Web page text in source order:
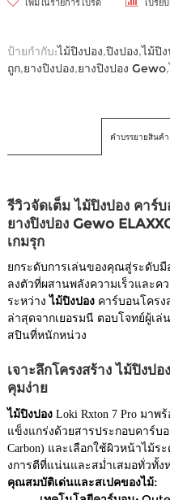
เพิ่มในรายการโปรด เปรีย
ป้ายกำกับ:ไม้ปิงปอง,ปิงปอง,ไม้ปิ
ถูก,ยางปิงปอง,ยางปิงปอง Gewo,
คำบรรยายสินค้า
รีวิวจัดเต็ม ไม้ปิงปอง คา
ยางปิงปอง Gewo
เกมรุก
ยกระดับการเล่นของคุณสู่ระดับ
ลงตัวที่ผสานพลังความเร็วและ
ระหว่าง ไม้ปิงปอง คาร์บอนโครง
ล่าสุดจากเยอรมนี ตอบโจทย์ผู้เ
สปินที่หนักหน่วง
เจาะลึกโครงสร้าง ไม้ปิง
คุมง่าย
ไม้ปิงปอง Loki Rxton 7 Pro มาพ
แข็งแกร่งด้วยสารประกอบคาร์บอ
Carbon) และเลือกใช้ผิวหน้าไม้ร
งการตีที่แน่นและสม่ำเสมอทั่วทั้ง
คุณสมบัติเด่นและสเปคของไม้: